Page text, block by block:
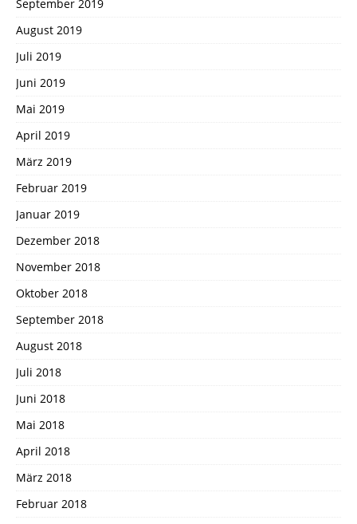
September 2019
August 2019
Juli 2019
Juni 2019
Mai 2019
April 2019
März 2019
Februar 2019
Januar 2019
Dezember 2018
November 2018
Oktober 2018
September 2018
August 2018
Juli 2018
Juni 2018
Mai 2018
April 2018
März 2018
Februar 2018